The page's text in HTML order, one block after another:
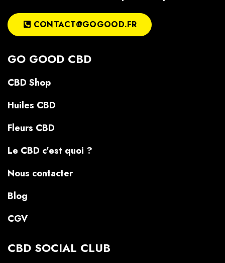
CONTACT@GOGOOD.FR
GO GOOD CBD
CBD Shop
Huiles CBD
Fleurs CBD
Le CBD c’est quoi ?
Nous contacter
Blog
CGV
CBD SOCIAL CLUB